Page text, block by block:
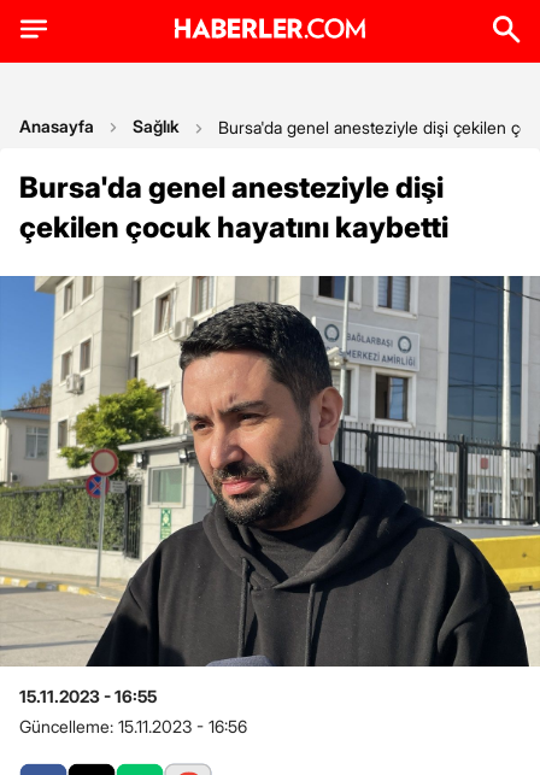
Anasayfa Sağlık Bursa'da genel anesteziyle dişi çekilen
Bursa'da genel anesteziyle dişi
çekilen çocuk hayatını kaybetti
15.11.2023 - 16:55
Güncelleme: 15.11.2023 - 16:56